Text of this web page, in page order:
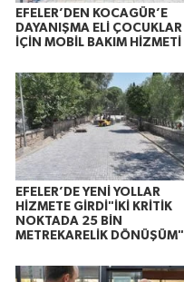
EFELER’DEN KOCAGÜR’E
DAYANIŞMA ELİ ÇOCUKLAR
İÇİN MOBİL BAKIM HİZMETİ
EFELER’DE YENİ YOLLAR
HİZMETE GİRDİ"İKİ KRİTİK
NOKTADA 25 BİN
METREKARELİK DÖNÜŞÜM"